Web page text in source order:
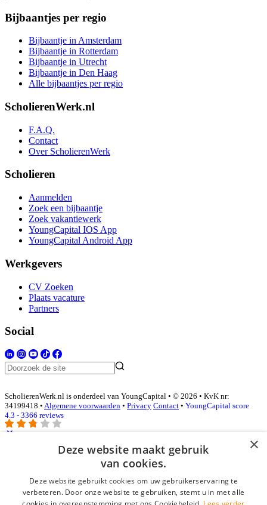
Bijbaantjes per regio
Bijbaantje in Amsterdam
Bijbaantje in Rotterdam
Bijbaantje in Utrecht
Bijbaantje in Den Haag
Alle bijbaantjes per regio
ScholierenWerk.nl
F.A.Q.
Contact
Over ScholierenWerk
Scholieren
Aanmelden
Zoek een bijbaantje
Zoek vakantiewerk
YoungCapital IOS App
YoungCapital Android App
Werkgevers
CV Zoeken
Plaats vacature
Partners
Social
ScholierenWerk.nl is onderdeel van YoungCapital • © 2026 • KvK nr:
34199418 • Algemene voorwaarden • Privacy Contact • YoungCapital score
4.3 - 3366 reviews
Inloggen als bedrijf
E-mail*
×
Deze website maakt gebruik
van cookies.
Deze website gebruikt cookies om uw gebruikerservaring te
verbeteren. Door onze website te gebruiken, stemt u in met alle